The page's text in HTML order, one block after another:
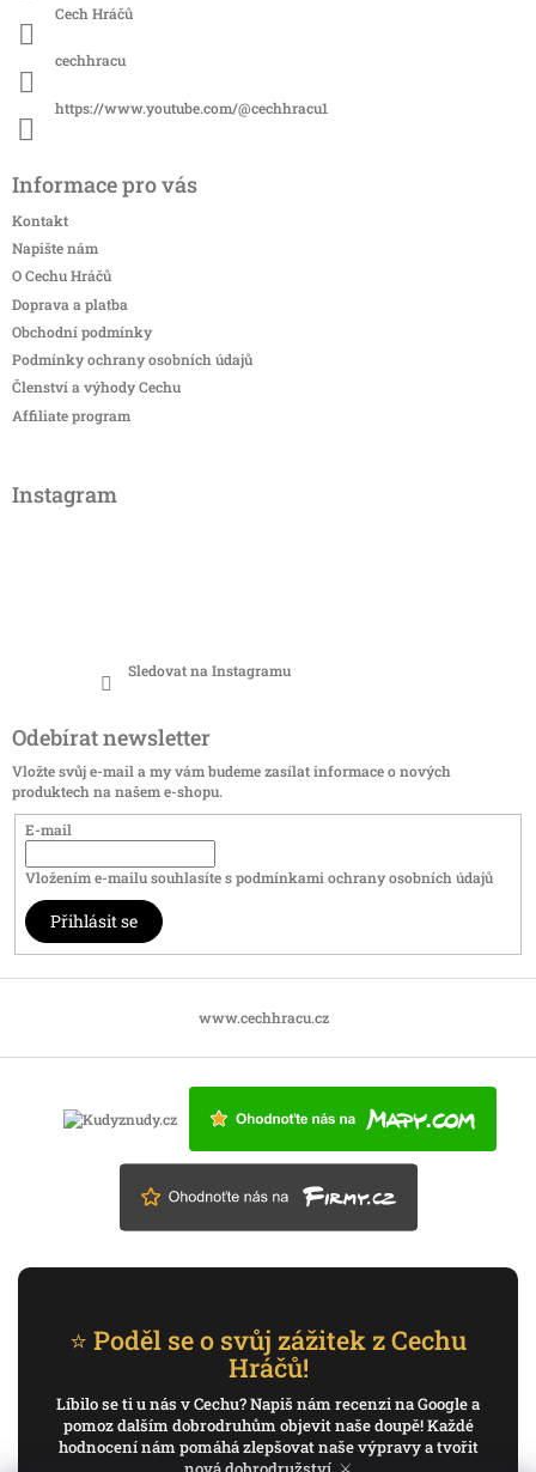
Cech Hráčů
cechhracu
https://www.youtube.com/@cechhracu1
Informace pro vás
Kontakt
Napište nám
O Cechu Hráčů
Doprava a platba
Obchodní podmínky
Podmínky ochrany osobních údajů
Členství a výhody Cechu
Affiliate program
Instagram
Sledovat na Instagramu
Odebírat newsletter
Vložte svůj e-mail a my vám budeme zasílat informace o nových
produktech na našem e-shopu.
E-mail
Vložením e-mailu souhlasíte spodmínkami ochrany osobních údajů
Přihlásit se
www.cechhracu.cz
⭐ Poděl se o svůj zážitek z Cechu
Hráčů!
Líbilo se ti u nás v Cechu? Napiš nám recenzi na Google a
pomoz dalším dobrodruhům objevit naše doupě! Každé
hodnocení nám pomáhá zlepšovat naše výpravy a tvořit